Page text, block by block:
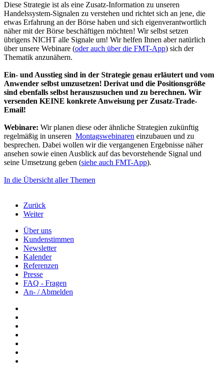
Diese Strategie ist als eine Zusatz-Information zu unseren
Handelssystem-Signalen zu verstehen und richtet sich an jene, die
etwas Erfahrung an der Börse haben und sich eigenverantwortlich
näher mit der Börse beschäftigen möchten! Wir selbst setzen
übrigens NICHT alle Signale um! Wir helfen Ihnen aber natürlich
über unsere Webinare (oder auch über die FMT-App) sich der
Thematik anzunähern.
Ein- und Ausstieg sind in der Strategie genau erläutert und vom
Anwender selbst umzusetzen! Derivat und die Positionsgröße
sind ebenfalls selbst herauszusuchen und zu berechnen. Wir
versenden KEINE konkrete Anweisung per Zusatz-Trade-
Email!
Webinare: Wir planen diese oder ähnliche Strategien zukünftig
regelmäßig in unseren Montagswebinaren einzubauen und zu
besprechen. Dabei wollen wir die vergangenen Ergebnisse näher
ansehen sowie einen Ausblick auf das bevorstehende Signal und
seine Umsetzung geben (siehe auch FMT-App).
In die Übersicht aller Themen
Zurück
Weiter
Über uns
Kundenstimmen
Newsletter
Kalender
Referenzen
Presse
FAQ - Fragen
An- / Abmelden